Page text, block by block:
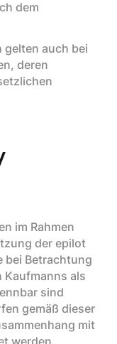
dem
auch bei
deren
im Rahmen
der epilot
bei Betrachtung
Kaufmanns als
sind
gemäß dieser
mit
werden.